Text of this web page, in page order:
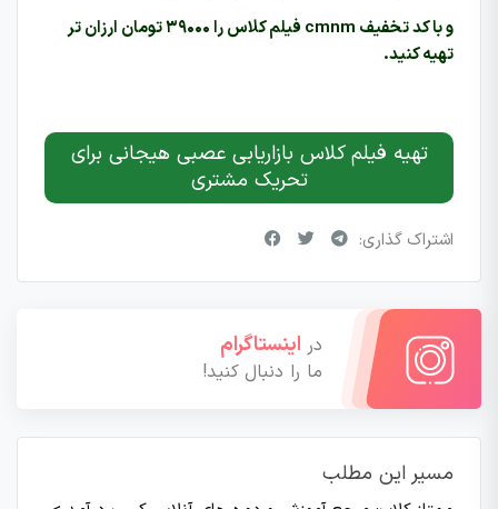
و با کد تخفیف cmnm فیلم کلاس را ۳۹۰۰۰ تومان ارزان تر
تهیه کنید.
تهیه فیلم کلاس بازاریابی عصبی هیجانی برای
تحریک مشتری
اشتراک گذاری:
در اینستاگرام
ما را دنبال کنید!
مسیر این مطلب